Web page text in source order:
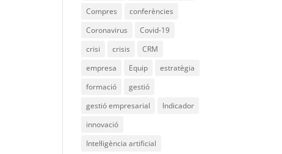
Compres
conferències
Coronavirus
Covid-19
crisi
crisis
CRM
empresa
Equip
estratègia
formació
gestió
gestió empresarial
Indicador
innovació
Intel·ligència artificial